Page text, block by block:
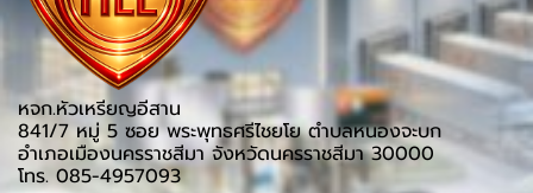
หจก.หัวเหรียญอีสาน
841/7 หมู่ 5 ซอย พระพุทธศรีไชยโย ตำบลหนองจะบก
อำเภอเมืองนครราชสีมา จังหวัดนครราชสีมา 30000
โทร. 085-4957093